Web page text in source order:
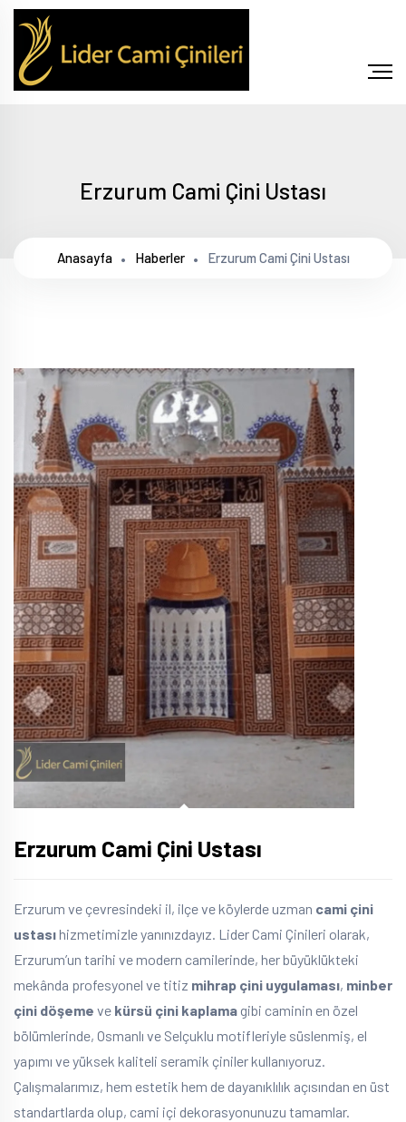
Erzurum Cami Çini Ustası
Anasayfa Haberler Erzurum Cami Çini Ustası
Erzurum Cami Çini Ustası
Erzurum ve çevresindeki il, ilçe ve köylerde uzman cami çini
ustasıhizmetimizle yanınızdayız. Lider Cami Çinileri olarak,
Erzurum’un tarihi ve modern camilerinde, her büyüklükteki
mekânda profesyonel ve titiz mihrap çini uygulaması, minber
çini döşeme ve kürsü çini kaplama gibi caminin en özel
bölümlerinde, Osmanlı ve Selçuklu motifleriyle süslenmiş, el
yapımı ve yüksek kaliteli seramik çiniler kullanıyoruz.
Çalışmalarımız, hem estetik hem de dayanıklılık açısından en üst
standartlarda olup, cami içi dekorasyonunuzu tamamlar.